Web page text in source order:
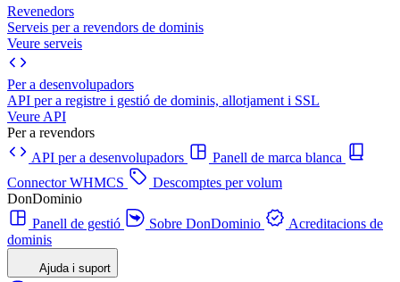
Revenedors
Serveis per a revendors de dominis
Veure serveis
Per a desenvolupadors
API per a registre i gestió de dominis, allotjament i SSL
Veure API
Per a revendors
API per a desenvolupadors
Panell de marca blanca
Connector WHMCS
Descomptes per volum
DonDominio
Panell de gestió
Sobre DonDominio
Acreditacions de
dominis
Ajuda i suport